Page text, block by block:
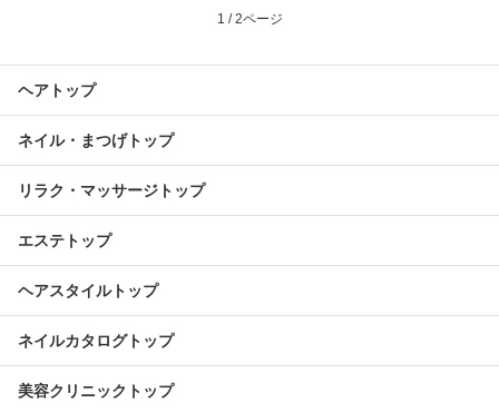
1 / 2ページ
ヘアトップ
ネイル・まつげトップ
リラク・マッサージトップ
エステトップ
ヘアスタイルトップ
ネイルカタログトップ
美容クリニックトップ